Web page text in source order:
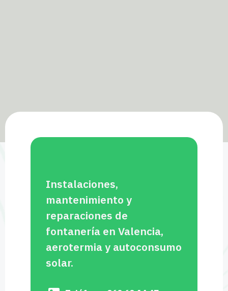
Instalaciones,
mantenimiento y
reparaciones de
fontanería en Valencia,
aerotermia y autoconsumo
solar.